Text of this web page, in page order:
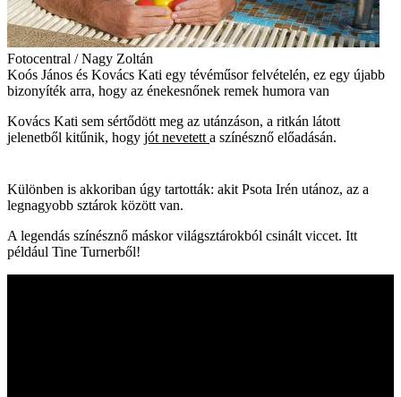
Fotocentral / Nagy Zoltán
Koós János és Kovács Kati egy tévéműsor felvételén, ez egy újabb
bizonyíték arra, hogy az énekesnőnek remek humora van
Kovács Kati sem sértődött meg az utánzáson, a ritkán látott
jelenetből kitűnik, hogy jót nevetett a színésznő előadásán.
Különben is akkoriban úgy tartották: akit Psota Irén utánoz, az a
legnagyobb sztárok között van.
A legendás színésznő máskor világsztárokból csinált viccet. Itt
például Tine Turnerből!